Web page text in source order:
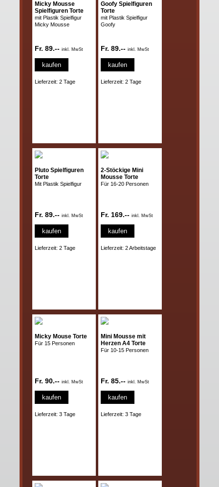
Micky Mousse
Spielfiguren Torte
mit Plastik Spielfigur
Micky Mousse
Fr. 89.-- inkl. MwSt
kaufen
Lieferzeit: 2 Tage
Goofy Spielfiguren
Torte
mit Plastik Spielfigur
Goofy
Fr. 89.-- inkl. MwSt
kaufen
Lieferzeit: 2 Tage
Pluto Spielfiguren
Torte
Mit Plastik Spielfigur
Fr. 89.-- inkl. MwSt
kaufen
Lieferzeit: 2 Tage
2-Stöckige Mini
Mousse Torte
Für 16-20 Personen
Fr. 169.-- inkl. MwSt
kaufen
Lieferzeit: 2 Arbeitstage
Micky Mouse Torte
Für 15 Personen
Fr. 90.-- inkl. MwSt
kaufen
Lieferzeit: 3 Tage
Mini Mousse mit
Herzen A4 Torte
Für 10-15 Personen
Fr. 85.-- inkl. MwSt
kaufen
Lieferzeit: 3 Tage